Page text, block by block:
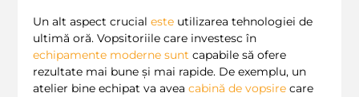
Un alt aspect crucial este utilizarea tehnologiei de
ultimă oră. Vopsitoriile care investesc în
echipamente moderne sunt capabile să ofere
rezultate mai bune și mai rapide. De exemplu, un
atelier bine echipat va avea cabină de vopsire care